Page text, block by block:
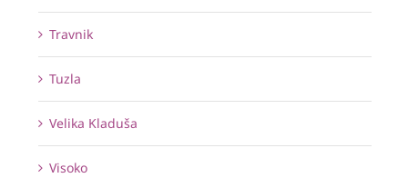
Travnik
Tuzla
Velika Kladuša
Visoko